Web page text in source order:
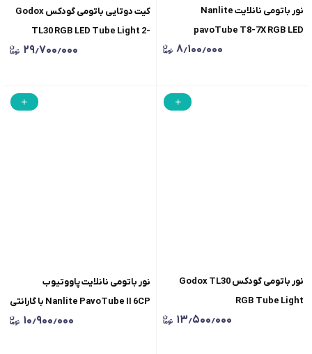
نور باتومی نانلایت Nanlite
pavoTube T8-7X RGB LED
۸٫۱۰۰٫۰۰۰
کیت دوتایی باتومی گودکس Godox
TL30 RGB LED Tube Light 2-
۲۹٫۷۰۰٫۰۰۰
نور باتومی گودکس Godox TL30
RGB Tube Light
۱۳٫۵۰۰٫۰۰۰
نور باتومی نانلایت پاووتیوب
Nanlite PavoTube II 6CP با گارانتی
۱۰٫۹۰۰٫۰۰۰